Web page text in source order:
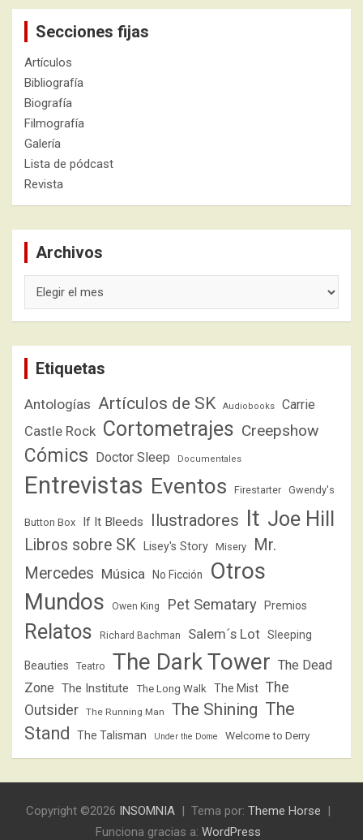
Secciones fijas
Artículos
Bibliografía
Biografía
Filmografía
Galería
Lista de pódcast
Revista
Archivos
Etiquetas
Antologías Artículos de SK Audiobooks Carrie
Castle Rock Cortometrajes Creepshow
Cómics Doctor Sleep Documentales
Entrevistas Eventos Firestarter Gwendy's
Button Box If It Bleeds Ilustradores It Joe Hill
Libros sobre SK Lisey's Story Misery
Mr.
Mercedes Música No Ficción
Otros
Mundos
Owen King Pet Sematary Premios
Relatos Richard Bachman Salem´s Lot Sleeping
Beauties Teatro The Dark Tower The Dead
Zone The Institute The Long Walk The Mist The
Outsider
The Running Man The Shining The
Stand
The Talisman Under the Dome Welcome to Derry
Copyright ©2026 INSOMNIA Tema por: Theme Horse
Funciona gracias a: WordPress